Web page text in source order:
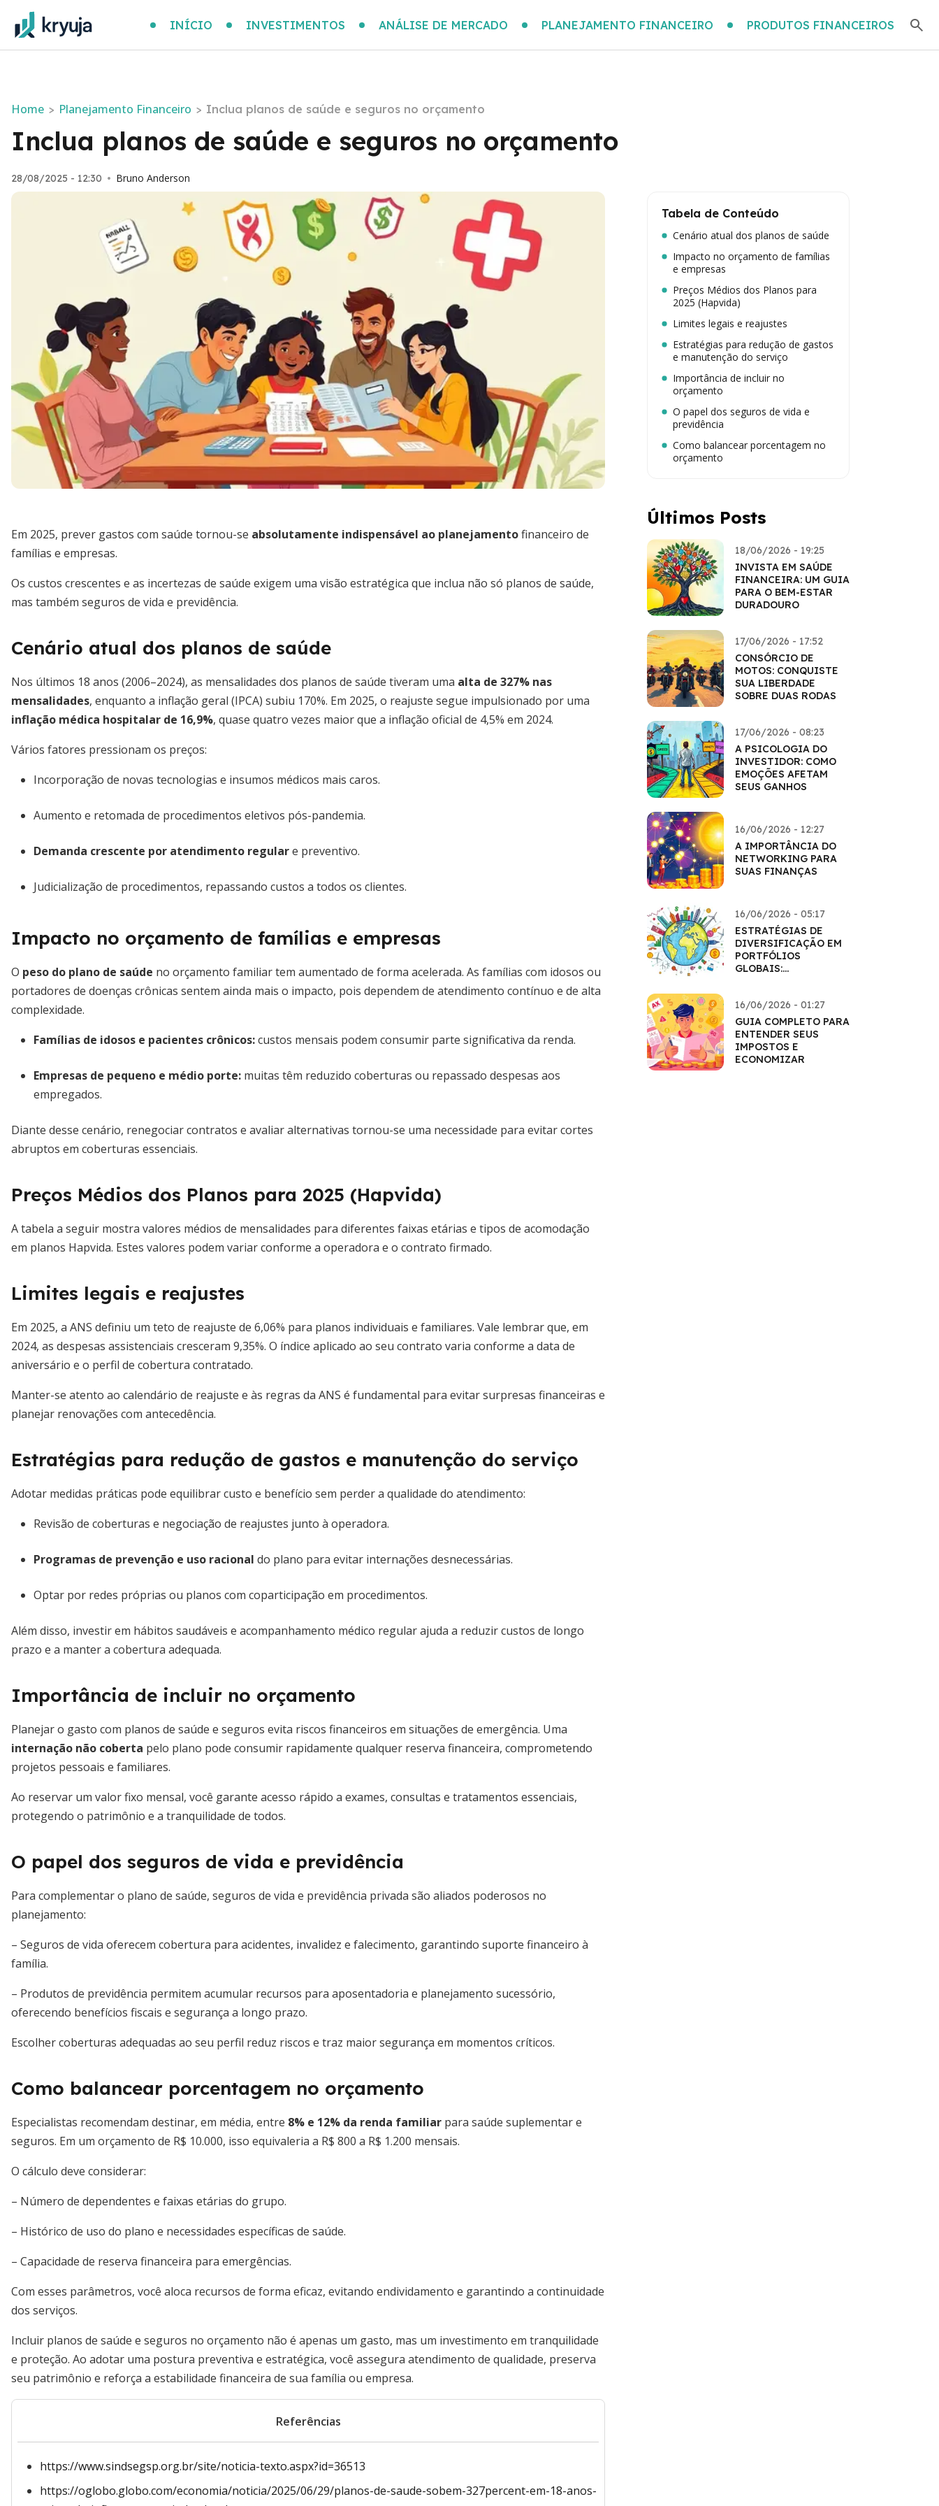
INÍCIO INVESTIMENTOS ANÁLISE DE MERCADO PLANEJAMENTO FINANCEIRO PRODUTOS FINANCEIROS
Home > Planejamento Financeiro > Inclua planos de saúde e seguros no orçamento
Inclua planos de saúde e seguros no orçamento
28/08/2025 - 12:30 • Bruno Anderson
Em 2025, prever gastos com saúde tornou-se absolutamente indispensável ao planejamentofinanceiro de
famílias e empresas.
Os custos crescentes e as incertezas de saúde exigem uma visão estratégica que inclua não só planos de saúde,
mas também seguros de vida e previdência.
Cenário atual dos planos de saúde
Nos últimos 18 anos (2006–2024), as mensalidades dos planos de saúde tiveram uma alta de 327% nas
mensalidades, enquanto a inflação geral (IPCA) subiu 170%. Em 2025, o reajuste segue impulsionado por uma
inflação médica hospitalar de 16,9%, quase quatro vezes maior que a inflação oficial de 4,5% em 2024.
Vários fatores pressionam os preços:
Incorporação de novas tecnologias e insumos médicos mais caros.
Aumento e retomada de procedimentos eletivos pós-pandemia.
Demanda crescente por atendimento regulare preventivo.
Judicialização de procedimentos, repassando custos a todos os clientes.
Impacto no orçamento de famílias e empresas
O peso do plano de saúde no orçamento familiar tem aumentado de forma acelerada. As famílias com idosos ou
portadores de doenças crônicas sentem ainda mais o impacto, pois dependem de atendimento contínuo e de alta
complexidade.
Famílias de idosos e pacientes crônicos:custos mensais podem consumir parte significativa da renda.
Empresas de pequeno e médio porte: muitas têm reduzido coberturas ou repassado despesas aos
empregados.
Diante desse cenário, renegociar contratos e avaliar alternativas tornou-se uma necessidade para evitar cortes
abruptos em coberturas essenciais.
Preços Médios dos Planos para 2025 (Hapvida)
A tabela a seguir mostra valores médios de mensalidades para diferentes faixas etárias e tipos de acomodação
em planos Hapvida. Estes valores podem variar conforme a operadora e o contrato firmado.
Limites legais e reajustes
Em 2025, a ANS definiu um teto de reajuste de 6,06% para planos individuais e familiares. Vale lembrar que, em
2024, as despesas assistenciais cresceram 9,35%. O índice aplicado ao seu contrato varia conforme a data de
aniversário e o perfil de cobertura contratado.
Manter-se atento ao calendário de reajuste e às regras da ANS é fundamental para evitar surpresas financeiras e
planejar renovações com antecedência.
Estratégias para redução de gastos e manutenção do serviço
Adotar medidas práticas pode equilibrar custo e benefício sem perder a qualidade do atendimento:
Revisão de coberturas e negociação de reajustes junto à operadora.
Programas de prevenção e uso racional do plano para evitar internações desnecessárias.
Optar por redes próprias ou planos com coparticipação em procedimentos.
Além disso, investir em hábitos saudáveis e acompanhamento médico regular ajuda a reduzir custos de longo
prazo e a manter a cobertura adequada.
Importância de incluir no orçamento
Planejar o gasto com planos de saúde e seguros evita riscos financeiros em situações de emergência. Uma
internação não coberta pelo plano pode consumir rapidamente qualquer reserva financeira, comprometendo
projetos pessoais e familiares.
Ao reservar um valor fixo mensal, você garante acesso rápido a exames, consultas e tratamentos essenciais,
protegendo o patrimônio e a tranquilidade de todos.
O papel dos seguros de vida e previdência
Para complementar o plano de saúde, seguros de vida e previdência privada são aliados poderosos no
planejamento:
– Seguros de vida oferecem cobertura para acidentes, invalidez e falecimento, garantindo suporte financeiro à
família.
– Produtos de previdência permitem acumular recursos para aposentadoria e planejamento sucessório,
oferecendo benefícios fiscais e segurança a longo prazo.
Escolher coberturas adequadas ao seu perfil reduz riscos e traz maior segurança em momentos críticos.
Como balancear porcentagem no orçamento
Especialistas recomendam destinar, em média, entre 8% e 12% da renda familiar para saúde suplementar e
seguros. Em um orçamento de R$ 10.000, isso equivaleria a R$ 800 a R$ 1.200 mensais.
O cálculo deve considerar:
– Número de dependentes e faixas etárias do grupo.
– Histórico de uso do plano e necessidades específicas de saúde.
– Capacidade de reserva financeira para emergências.
Com esses parâmetros, você aloca recursos de forma eficaz, evitando endividamento e garantindo a continuidade
dos serviços.
Incluir planos de saúde e seguros no orçamento não é apenas um gasto, mas um investimento em tranquilidade
e proteção. Ao adotar uma postura preventiva e estratégica, você assegura atendimento de qualidade, preserva
seu patrimônio e reforça a estabilidade financeira de sua família ou empresa.
Referências
https://www.sindsegsp.org.br/site/noticia-texto.aspx?id=36513
https://oglobo.globo.com/economia/noticia/2025/06/29/planos-de-saude-sobem-327percent-em-18-anos-
Tabela de Conteúdo
Cenário atual dos planos de saúde
Impacto no orçamento de famílias
e empresas
Preços Médios dos Planos para
2025 (Hapvida)
Limites legais e reajustes
Estratégias para redução de gastos
e manutenção do serviço
Importância de incluir no
orçamento
O papel dos seguros de vida e
previdência
Como balancear porcentagem no
orçamento
Últimos Posts
18/06/2026 - 19:25
INVISTA EM SAÚDE
FINANCEIRA: UM GUIA
PARA O BEM-ESTAR
DURADOURO
17/06/2026 - 17:52
CONSÓRCIO DE
MOTOS: CONQUISTE
SUA LIBERDADE
SOBRE DUAS RODAS
17/06/2026 - 08:23
A PSICOLOGIA DO
INVESTIDOR: COMO
EMOÇÕES AFETAM
SEUS GANHOS
16/06/2026 - 12:27
A IMPORTÂNCIA DO
NETWORKING PARA
SUAS FINANÇAS
16/06/2026 - 05:17
ESTRATÉGIAS DE
DIVERSIFICAÇÃO EM
PORTFÓLIOS
GLOBAIS:
16/06/2026 - 01:27
GUIA COMPLETO PARA
ENTENDER SEUS
IMPOSTOS E
ECONOMIZAR